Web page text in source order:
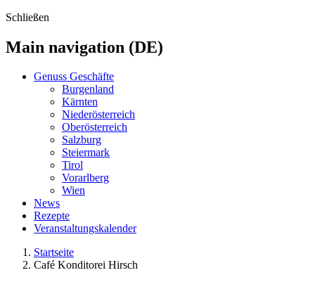
Schließen
Main navigation (DE)
Genuss Geschäfte
Burgenland
Kärnten
Niederösterreich
Oberösterreich
Salzburg
Steiermark
Tirol
Vorarlberg
Wien
News
Rezepte
Veranstaltungskalender
Startseite
Café Konditorei Hirsch